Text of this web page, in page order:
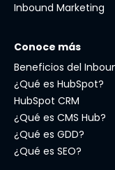
Inbound Marketing
Conoce más
Beneficios del
¿Qué es HubSpot?
HubSpot CRM
¿Qué es CMS Hub?
¿Qué es GDD?
¿Qué es SEO?